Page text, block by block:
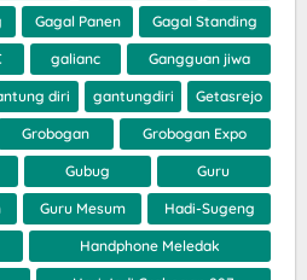
Gagal Panen Gagal Standing
galianc Gangguan jiwa
diri gantungdiri Getasrejo
Grobogan Grobogan Expo
Gubug Guru
Guru Mesum Hadi-Sugeng
Handphone Meledak